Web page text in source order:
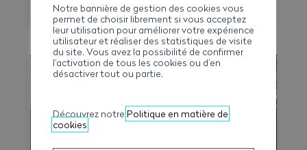
le CN Time-Check, un outil destiné à
faciliter l'application de la Convention
nationale 2026–2031. Il permet de calculer
le temps de travail, les heures
supplémentaires, le temps de déplacement
hebdomadaire, tout en générant une
synthèse claire et exportable en PDF.
Notre bannière de gestion des cookies vous
permet de choisir librement si vous acceptez
leur utilisation pour améliorer votre expérience
utilisateur et réaliser des statistiques de visite
du site. Vous avez la possibilité de confirmer
l’activation de tous les cookies ou d’en
désactiver tout ou partie.
Découvrez notre Politique en matière de
cookies